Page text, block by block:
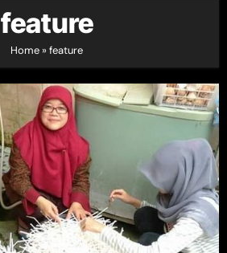
feature
Home »feature